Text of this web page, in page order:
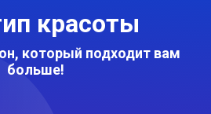
красоты
который подходит вам
больше!